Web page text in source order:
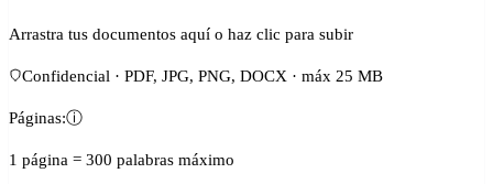
Arrastra tus documentos aquí o haz clic para subir
Confidencial · PDF, JPG, PNG, DOCX · máx 25 MB
Páginas:ⓘ
1 página = 300 palabras máximo